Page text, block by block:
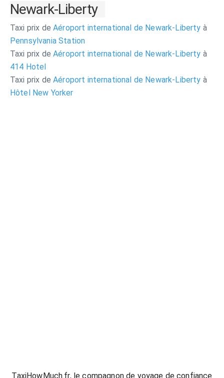
Newark-Liberty
Taxi prix de Aéroport international de Newark-Liberty à
Pennsylvania Station
Taxi prix de Aéroport international de Newark-Liberty à
414 Hotel
Taxi prix de Aéroport international de Newark-Liberty à
Hôtel New Yorker
TaxiHowMuch.fr, le compagnon de voyage de confiance